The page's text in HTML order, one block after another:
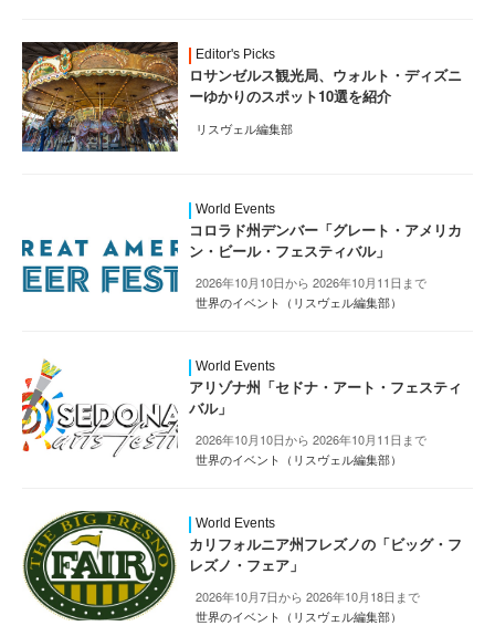
Editor's Picks
ロサンゼルス観光局、ウォルト・ディズニ
ーゆかりのスポット10選を紹介
リスヴェル編集部
World Events
コロラド州デンバー「グレート・アメリカ
ン・ビール・フェスティバル」
2026年10月10日から 2026年10月11日まで
世界のイベント（リスヴェル編集部）
World Events
アリゾナ州「セドナ・アート・フェスティ
バル」
2026年10月10日から 2026年10月11日まで
世界のイベント（リスヴェル編集部）
World Events
カリフォルニア州フレズノの「ビッグ・フ
レズノ・フェア」
2026年10月7日から 2026年10月18日まで
世界のイベント（リスヴェル編集部）